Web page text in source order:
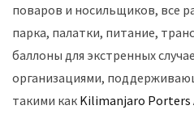
поваров и носильщиков, все
парка, палатки, питание,
баллоны для экстренных
организациями,
такими как Kilimanjaro Porters